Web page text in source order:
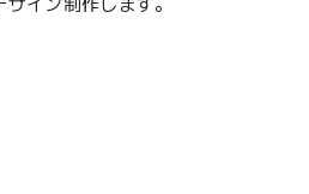
イン制作します。